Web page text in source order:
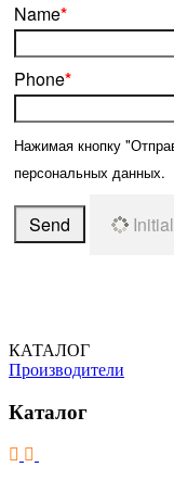
Name*
Phone*
Нажимая кнопку
персональных данных.
Send
КАТАЛОГ
Производители
Каталог